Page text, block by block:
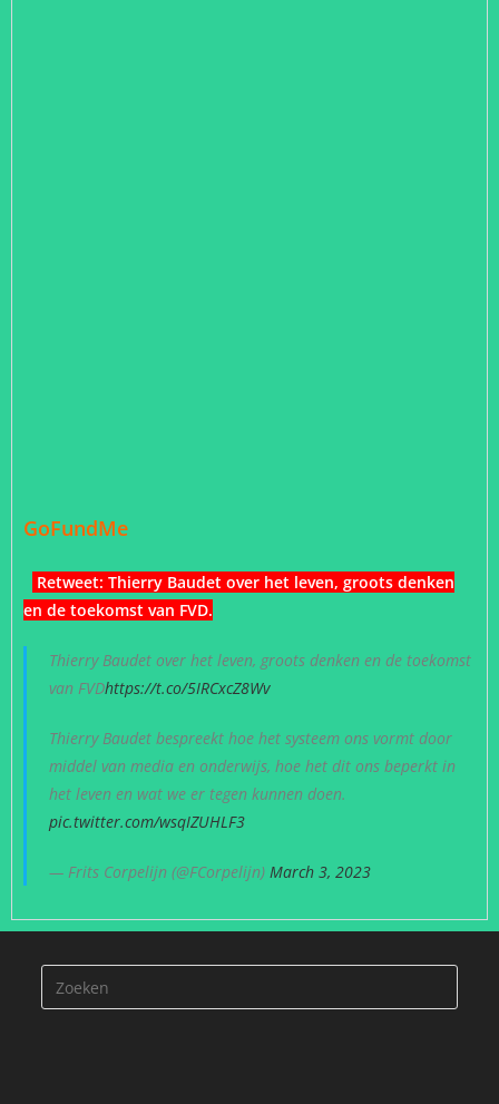
GoFundMe
Retweet: Thierry Baudet over het leven, groots denken
en de toekomst van FVD.
Thierry Baudet over het leven, groots denken en de toekomst
van FVDhttps://t.co/5IRCxcZ8Wv
Thierry Baudet bespreekt hoe het systeem ons vormt door
middel van media en onderwijs, hoe het dit ons beperkt in
het leven en wat we er tegen kunnen doen.
pic.twitter.com/wsqIZUHLF3
— Frits Corpelijn (@FCorpelijn) March 3, 2023